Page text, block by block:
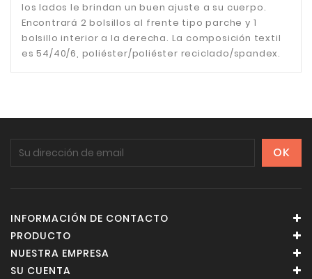
los lados le brindan un buen ajuste a su cuerpo.
Encontrará 2 bolsillos al frente tipo parche y 1
bolsillo interior a la derecha. La composición textil
es 54/40/6, poliéster/poliéster reciclado/spandex.
INFORMACIÓN DE CONTACTO
PRODUCTO
NUESTRA EMPRESA
SU CUENTA